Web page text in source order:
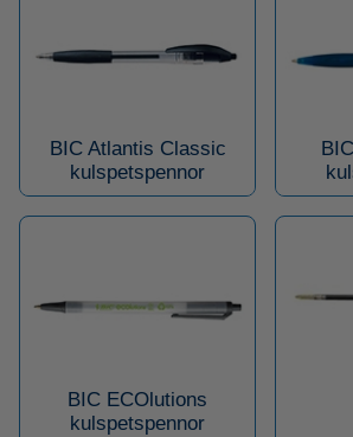
BIC Atlantis Classic
kulspetspennor
BIC ECOlutions
kulspetspennor